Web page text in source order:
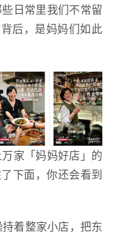
日常里我们不常留
后，是妈妈们如此
家「妈妈好店」的
下面，你还会看到
着整家小店，把东